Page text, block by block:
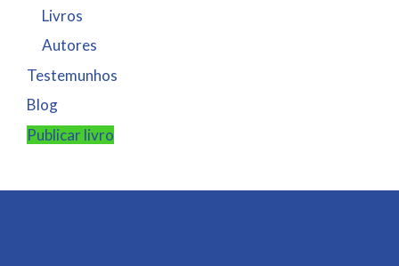
Livros
Autores
Testemunhos
Blog
Publicar livro